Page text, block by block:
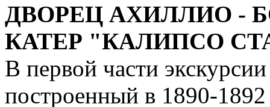
ДВОРЕЦ АХИЛЛИО -
КАТЕР "КАЛИПСО
В первой части
построенный в 1890-